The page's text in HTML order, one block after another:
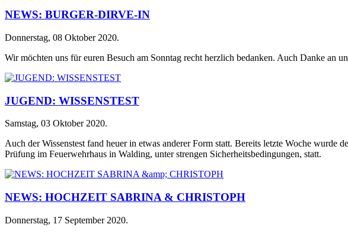
NEWS: BURGER-DIRVE-IN
Donnerstag, 08 Oktober 2020.
Wir möchten uns für euren Besuch am Sonntag recht herzlich bedanken. Auch Danke an
JUGEND: WISSENSTEST
Samstag, 03 Oktober 2020.
Auch der Wissenstest fand heuer in etwas anderer Form statt. Bereits letzte Woche
Prüfung im Feuerwehrhaus in Walding, unter strengen Sicherheitsbedingungen, statt.
NEWS: HOCHZEIT SABRINA & CHRISTOPH
Donnerstag, 17 September 2020.